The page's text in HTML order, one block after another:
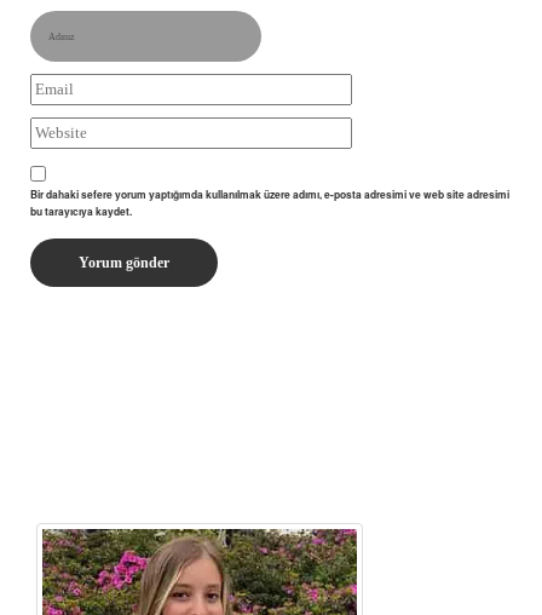
Bir dahaki sefere yorum yaptığımda kullanılmak üzere adımı, e-posta adresimi ve web site adresimi
bu tarayıcıya kaydet.